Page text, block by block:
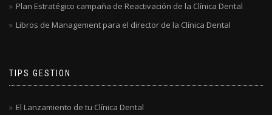
Plan Estratégico campaña de Reactivación de la Clínica Dental
Libros de Management para el director de la Clínica Dental
TIPS GESTION
El Lanzamiento de tu Clínica Dental